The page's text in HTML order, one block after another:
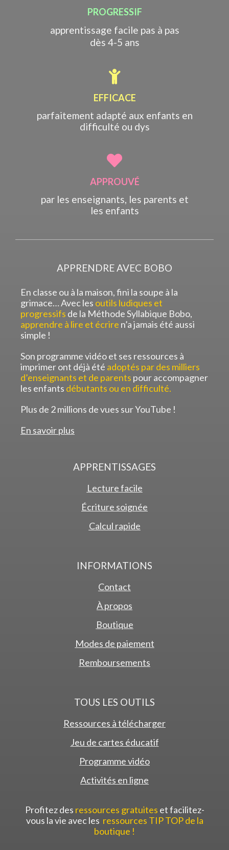
PROGRESSIF
apprentissage facile pas à pas
dès 4-5 ans
EFFICACE
parfaitement adapté aux enfants en
difficulté ou dys
APPROUVÉ
par les enseignants, les parents et
les enfants
APPRENDRE AVEC BOBO
En classe ou à la maison, fini la soupe à la
grimace… Avec les outils ludiques et
progressifs de la Méthode Syllabique Bobo,
apprendre à lire et écrire n’a jamais été aussi
simple !
Son programme vidéo et ses ressources à
imprimer ont déjà été adoptés par des milliers
d’enseignants et de parents pour accompagner
les enfants débutants ou en difficulté.
Plus de 2 millions de vues sur YouTube !
En savoir plus
APPRENTISSAGES
Lecture facile
Écriture soignée
Calcul rapide
INFORMATIONS
Contact
À propos
Boutique
Modes de paiement
Remboursements
TOUS LES OUTILS
Ressources à télécharger
Jeu de cartes éducatif
Programme vidéo
Activités en ligne
Profitez des ressources gratuites et facilitez-
vous la vie avec les ressources TIP TOP de la
boutique !